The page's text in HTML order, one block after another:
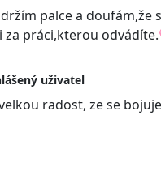
palce a doufám,že
za práci,kterou
uživatel
radost, ze se